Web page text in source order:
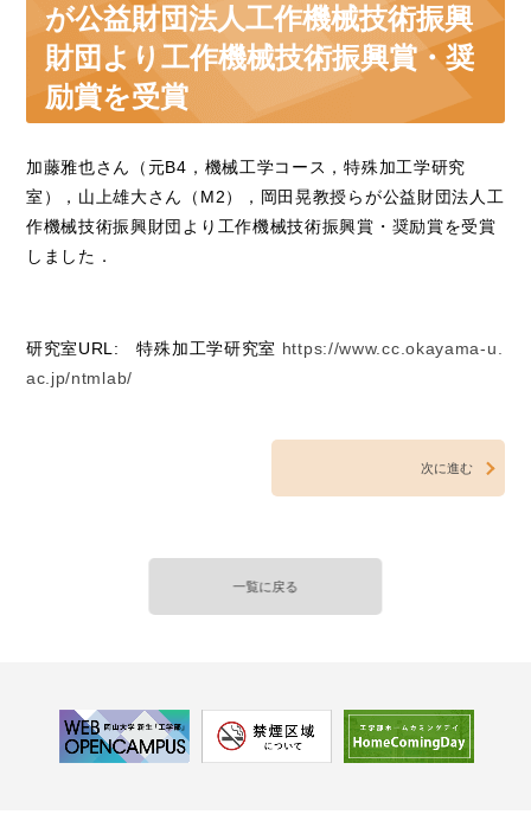
が公益財団法人工作機械技術振興
財団より工作機械技術振興賞・奨
励賞を受賞
加藤雅也さん（元B4，機械工学コース，特殊加工学研究
室），山上雄大さん（M2），岡田晃教授らが公益財団法人工
作機械技術振興財団より工作機械技術振興賞・奨励賞を受賞
しました．
研究室URL: 特殊加工学研究室 https://www.cc.okayama-u.
ac.jp/ntmlab/
一覧に戻る
次に進む